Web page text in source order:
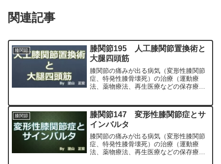
関連記事
膝関節
膝関節195 人工膝関節置換術と
大腿四頭筋
膝関節の痛みが出る病気（変形性膝関節
症、特発性膝骨壊死）の治療（運動療
法、薬物療法、再生医療などの保存療
専門医（人工関節手術を専門）の塗山正
宏が色々と説明します。
膝関節
膝関節147 変形性膝関節症とサ
インバルタ
膝関節の痛みが出る病気（変形性膝関節
症、特発性膝骨壊死）の治療（運動療
法、薬物療法、再生医療などの保存療